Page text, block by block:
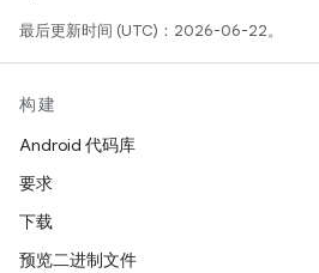
最后更新时间 (UTC)：2026-06-22。
构建
Android 代码库
要求
下载
预览二进制文件